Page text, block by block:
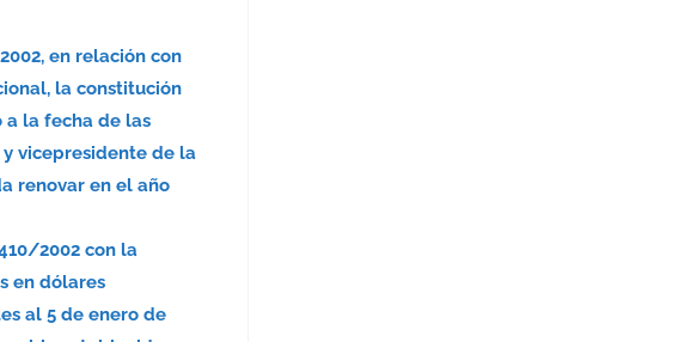
en relación con
la constitución
la fecha de las
vicepresidente de la
renovar en el año
2002 con la
en dólares
al 5 de enero de